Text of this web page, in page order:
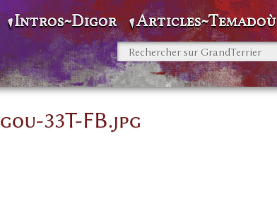
Intros~Digor Articles~Temadoù
33T-FB.jpg